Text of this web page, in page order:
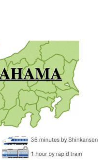
を、現代の滞在に合
レ、寝室を備える。
清浄機、冷蔵庫、オー
アドライヤー、アメニ
長期滞在にも向く。
らではの薬草や茶葉の
2種の貸切サウナ（当
意されている。
戸町屋）】
かした静かな滞在棟。